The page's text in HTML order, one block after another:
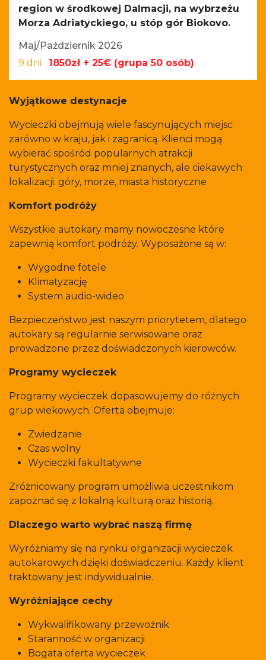
region w środkowej Dalmacji, na wybrzeżu
Morza Adriatyckiego, u stóp gór Biokovo.
Maj/Październik 2026
9 dni
1850zł + 25€ (grupa 50 osób)
Wyjątkowe destynacje
Wycieczki obejmują wiele fascynujących miejsc
zarówno w kraju, jak i zagranicą. Klienci mogą
wybierać spośród popularnych atrakcji
turystycznych oraz mniej znanych, ale ciekawych
lokalizacji: góry, morze, miasta historyczne
Komfort podróży
Wszystkie autokary mamy nowoczesne które
zapewnią komfort podróży. Wyposażone są w:
Wygodne fotele
Klimatyzację
System audio-wideo
Bezpieczeństwo jest naszym priorytetem, dlatego
autokary są regularnie serwisowane oraz
prowadzone przez doświadczonych kierowców.
Programy wycieczek
Programy wycieczek dopasowujemy do różnych
grup wiekowych. Oferta obejmuje:
Zwiedzanie
Czas wolny
Wycieczki fakultatywne
Zróżnicowany program umożliwia uczestnikom
zapoznać się z lokalną kulturą oraz historią.
Dlaczego warto wybrać naszą firmę
Wyróżniamy się na rynku organizacji wycieczek
autokarowych dzięki doświadczeniu. Każdy klient
traktowany jest indywidualnie.
Wyróżniające cechy
Wykwalifikowany przewoźnik
Staranność w organizacji
Bogata oferta wycieczek